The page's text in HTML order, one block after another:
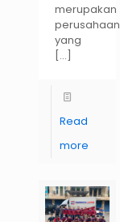
merupakan
perusahaan
yang
[…]
Read
more